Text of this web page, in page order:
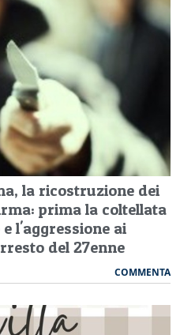
la ricostruzione dei
prima la coltellata
l'aggressione ai
del 27enne
COMMENTA